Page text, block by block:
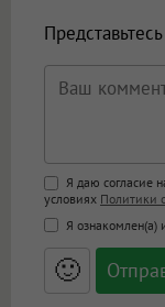
Представьтесь
Поддержка
<b>,
<small>,
адреса URL
ссылками,
Я даю согласие
условиях Политики
Я ознакомлен(а)
🙂